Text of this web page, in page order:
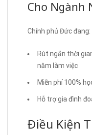
Cho Ngành
Chính phủ Đức đang:
Rút ngắn thời
năm làm việc
Miễn phí 100%
Hỗ trợ gia đình
Điều Kiện